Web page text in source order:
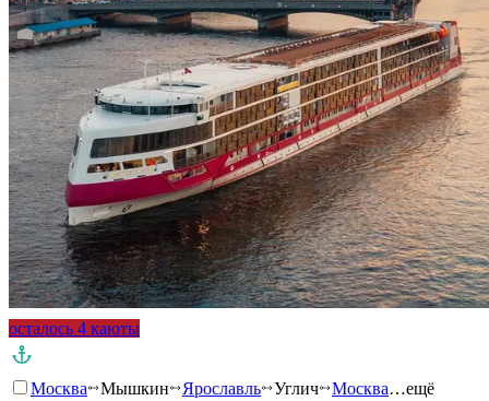
осталось 4 каюты
Москва Мышкин Ярославль Углич Москва…ещё